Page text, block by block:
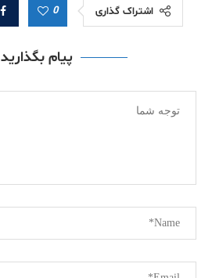
اشتراک گذاری 0
پیام بگذارید